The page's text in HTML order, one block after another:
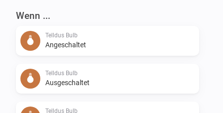
Wenn ...
Telldus Bulb
Angeschaltet
Telldus Bulb
Ausgeschaltet
Telldus Bulb